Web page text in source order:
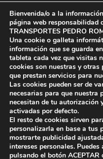
CMR
Entradas recientes
Felices Fiestas 2021
Nuevo Vehículo para
Medidas ante el COVID 19
Bienvenida/o a la
página web responsabilidad
TRANSPORTES PEDRO
Una cookie o galleta
información que se guarda
tableta cada vez que visitas
cookies son nuestras y otras
que prestan servicios para
Las cookies pueden ser de
necesarias para que nuestra
necesitan de tu autorización
activadas por defecto.
El resto de cookies sirven
personalizarla en base a tus
mostrarte publicidad
intereses personales.
pulsando el botón ACEPTAR